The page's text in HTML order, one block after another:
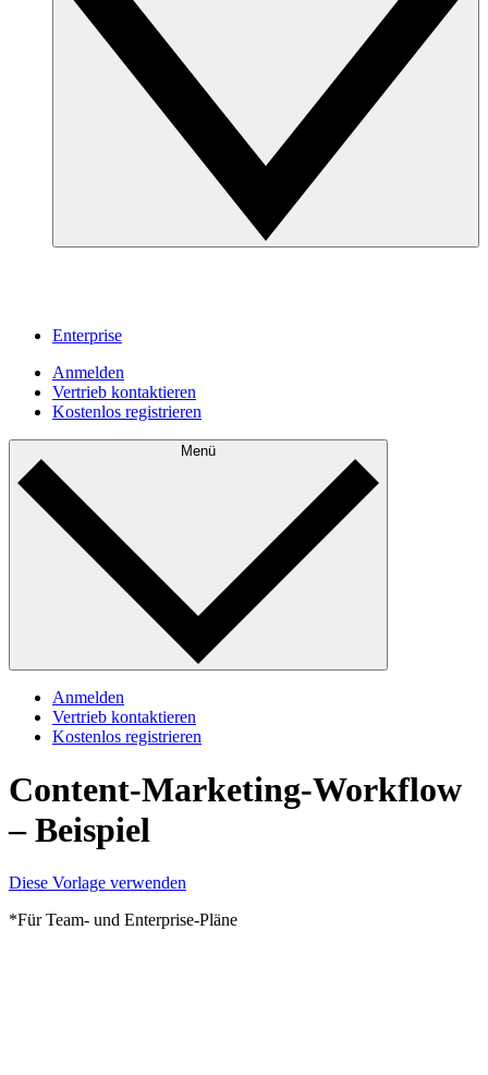
Enterprise
Anmelden
Vertrieb kontaktieren
Kostenlos registrieren
Menü
Anmelden
Vertrieb kontaktieren
Kostenlos registrieren
Content-Marketing-Workflow
– Beispiel
Diese Vorlage verwenden
*Für Team- und Enterprise-Pläne